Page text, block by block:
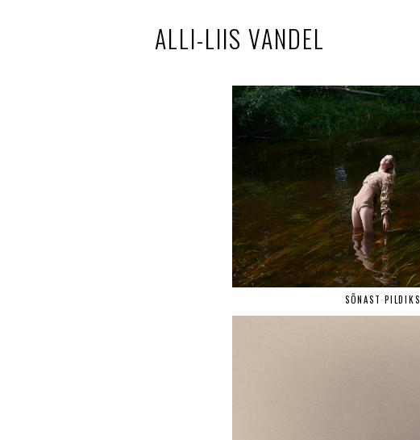
ALLI-LIIS VANDEL
SÕNAST PILDIKS